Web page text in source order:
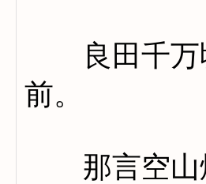
良田千万顷
前。
那言空山烧